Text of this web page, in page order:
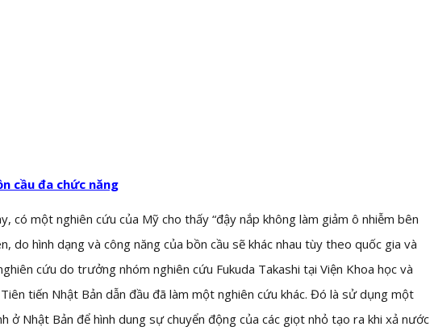
cầu đa chức năng
có một nghiên cứu của Mỹ cho thấy “đậy nắp không làm giảm ô nhiễm bên
do hình dạng và công năng của bồn cầu sẽ khác nhau tùy theo quốc gia và
cứu do trưởng nhóm nghiên cứu Fukuda Takashi tại Viện Khoa học và
tiến Nhật Bản dẫn đầu đã làm một nghiên cứu khác. Đó là sử dụng một
ở Nhật Bản để hình dung sự chuyển động của các giọt nhỏ tạo ra khi xả nước